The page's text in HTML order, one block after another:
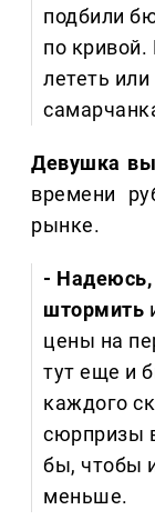
подбили
по кривой.
лететь
Девушка
времени
рынке.
- Надеюсь,
штормить
цены на
тут еще и
каждого
сюрпризы
бы, чтобы
меньше.